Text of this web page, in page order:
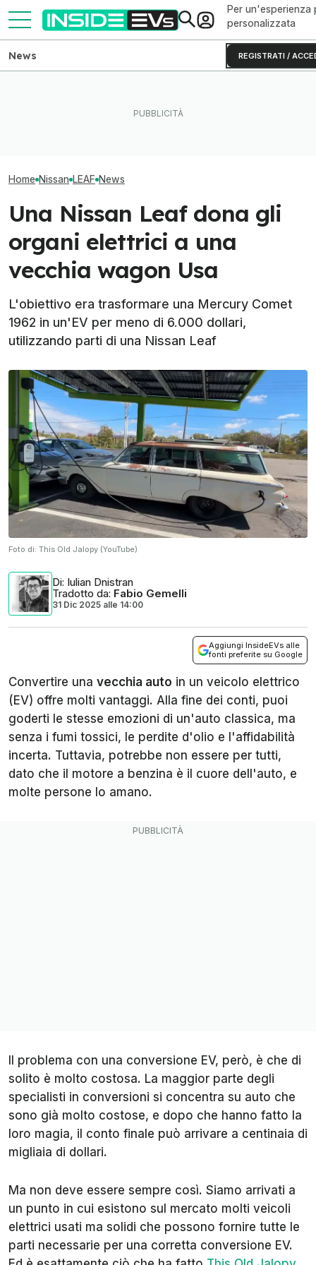
Per un'esperienza
personalizzata
REGISTRATI /
News
Home Nissan LEAF News
Una Nissan Leaf dona gli
organi elettrici a una
vecchia wagon Usa
L'obiettivo era trasformare una Mercury Comet
1962 in un'EV per meno di 6.000 dollari,
utilizzando parti di una Nissan Leaf
Foto di: This Old Jalopy (YouTube)
Di: Iulian Dnistran
Tradotto da: Fabio Gemelli
31 Dic 2025 alle 14:00
Aggiungi InsideEVs alle
fonti preferite su Google
Convertire una vecchia auto in un veicolo elettrico
(EV) offre molti vantaggi. Alla fine dei conti, puoi
goderti le stesse emozioni di un'auto classica, ma
senza i fumi tossici, le perdite d'olio e l'affidabilità
incerta. Tuttavia, potrebbe non essere per tutti,
dato che il motore a benzina è il cuore dell'auto, e
molte persone lo amano.
Il problema con una conversione EV, però, è che di
solito è molto costosa. La maggior parte degli
specialisti in conversioni si concentra su auto che
sono già molto costose, e dopo che hanno fatto la
loro magia, il conto finale può arrivare a centinaia di
migliaia di dollari.
Ma non deve essere sempre così. Siamo arrivati a
un punto in cui esistono sul mercato molti veicoli
elettrici usati ma solidi che possono fornire tutte le
parti necessarie per una corretta conversione EV.